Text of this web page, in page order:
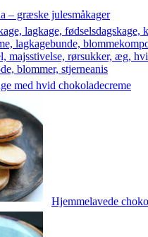
– græske julesmåkager
med hvid chokoladecreme
Hjemmelavede